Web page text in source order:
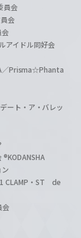
員会
会
会
アイドル同好会
／Prisma☆Phanta
ート・ア・バレッ
CLAMP・ST de
会